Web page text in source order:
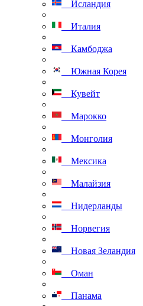
Исландия
Италия
Камбоджа
Южная Корея
Кувейт
Марокко
Монголия
Мексика
Малайзия
Нидерланды
Норвегия
Новая Зеландия
Оман
Панама